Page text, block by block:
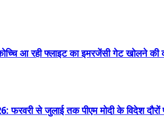
आ रही फ्लाइट का इमरजेंसी गेट खोलने की
से जुलाई तक पीएम मोदी के विदेश दौरों